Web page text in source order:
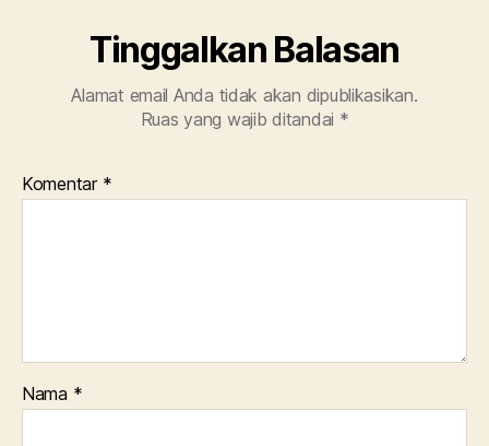
Tinggalkan Balasan
Alamat email Anda tidak akan dipublikasikan.
Ruas yang wajib ditandai *
Komentar *
Nama *